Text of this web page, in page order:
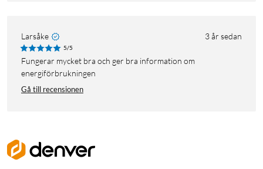
Larsåke 3 år sedan
5/5
Fungerar mycket bra och ger bra information om
energiförbrukningen
Gå till recensionen